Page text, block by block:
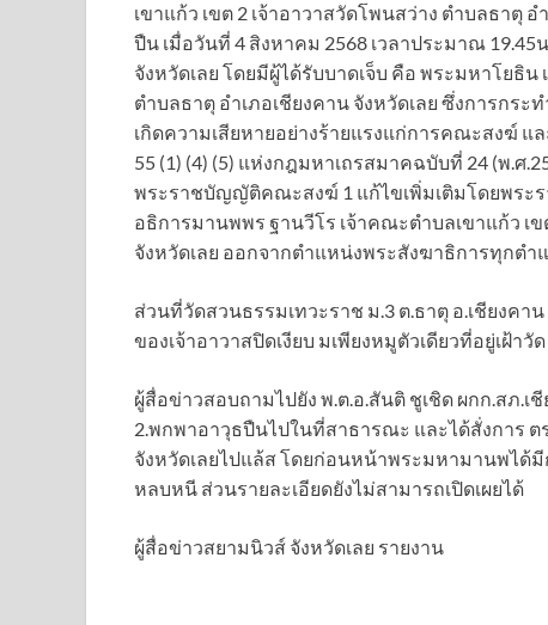
เขาแก้ว เขต 2 เจ้าอาวาสวัดโพนสว่าง ตำบลธาตุ
ปืน เมื่อวันที่ 4 สิงหาคม 2568 เวลาประมาณ
จังหวัดเลย โดยมีผู้ได้รับบาดเจ็บ คือ พระมหาโยธิ
ตำบลธาตุ อำเภอเชียงคาน จังหวัดเลย ซึ่งการกระ
เกิดความเสียหายอย่างร้ายแรงแก่การคณะสงฆ์
55 (1) (4) (5) แห่งกฎมหาเถรสมาคฉบับที่ 24 (พ.
พระราชบัญญัติคณะสงฆ์ 1 แก้ไขเพิ่มเติมโดยพระ
อธิการมานพพร ฐานวีโร เจ้าคณะตำบลเขาแก้ว เ
จังหวัดเลย ออกจากตำแหน่งพระสังฆาธิการทุกต
ส่วนที่วัดสวนธรรมเทวะราช ม.3 ต.ธาตุ อ.เชียงคา
ของเจ้าอาวาสปิดเงียบ มเพียงหมูตัวเดียวที่อยู่เฝ้าวัด
ผู้สื่อข่าวสอบถามไปยัง พ.ต.อ.สันติ ชูเชิด ผกก.สภ.เ
2.พกพาอาวุธปืนไปในที่สาธารณะ และได้สั่งการ
จังหวัดเลยไปแล้ส โดยก่อนหน้าพระมหามานพได้
หลบหนี ส่วนรายละเอียดยังไม่สามารถเปิดเผยได้
ผู้สื่อข่าวสยามนิวส์ จังหวัดเลย รายงาน